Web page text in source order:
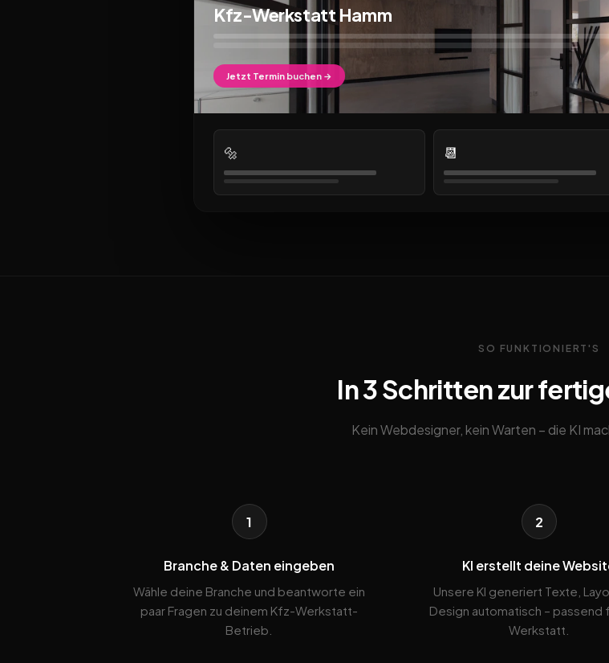
Kfz-Werkstatt Hamm
Jetzt Termin buchen →
🔩 📆
SO FUNKTIONIERT'S
In 3 Schritten zur
Kein Webdesigner, kein Warten – die KI
1
Branche & Daten eingeben
Wähle deine Branche und beantworte ein
paar Fragen zu deinem Kfz-Werkstatt-
Betrieb.
2
KI erstellt deine
Unsere KI generiert Texte,
Design automatisch – passend
Werkstatt.